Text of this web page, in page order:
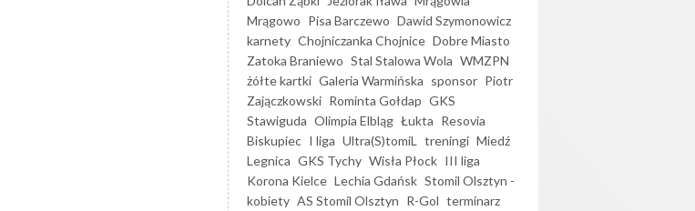
Mrągowo Pisa Barczewo Dawid Szymonowicz
karnety Chojniczanka Chojnice Dobre Miasto
Zatoka Braniewo Stal Stalowa Wola WMZPN
żółte kartki Galeria Warmińska sponsor Piotr
Zajączkowski Rominta Gołdap GKS
Stawiguda Olimpia Elbląg Łukta Resovia
Biskupiec I liga Ultra(S)tomiL treningi Miedź
Legnica GKS Tychy Wisła Płock III liga
Korona Kielce Lechia Gdańsk Stomil Olsztyn -
kobiety AS Stomil Olsztyn R-Gol terminarz